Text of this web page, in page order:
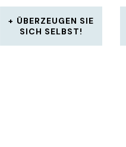
ÜBERZEUGEN SIE
SICH SELBST!